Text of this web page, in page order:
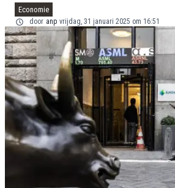
Economie
door anp vrijdag, 31 januari 2025 om 16:51